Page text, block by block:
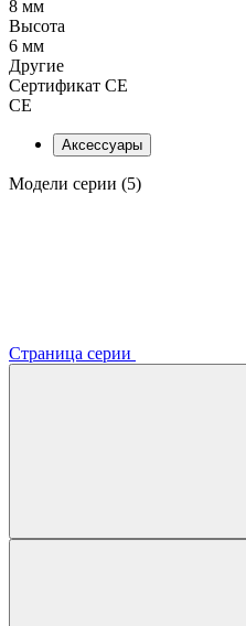
8 мм
Высота
6 мм
Другие
Сертификат CE
CE
Аксессуары
Модели серии (5)
Страница серии